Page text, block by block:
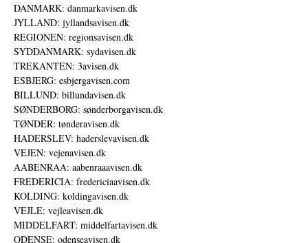
DANMARK: danmarkavisen.dk
JYLLAND: jyllandsavisen.dk
REGIONEN: regionsavisen.dk
SYDDANMARK: sydavisen.dk
TREKANTEN: 3avisen.dk
ESBJERG: esbjergavisen.com
BILLUND: billundavisen.dk
SØNDERBORG: sønderborgavisen.dk
TØNDER: tønderavisen.dk
HADERSLEV: haderslevavisen.dk
VEJEN: vejenavisen.dk
AABENRAA: aabenraaavisen.dk
FREDERICIA: fredericiaavisen.dk
KOLDING: koldingavisen.dk
VEJLE: vejleavisen.dk
MIDDELFART: middelfartavisen.dk
ODENSE: odenseavisen.dk